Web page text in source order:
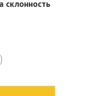
склонность